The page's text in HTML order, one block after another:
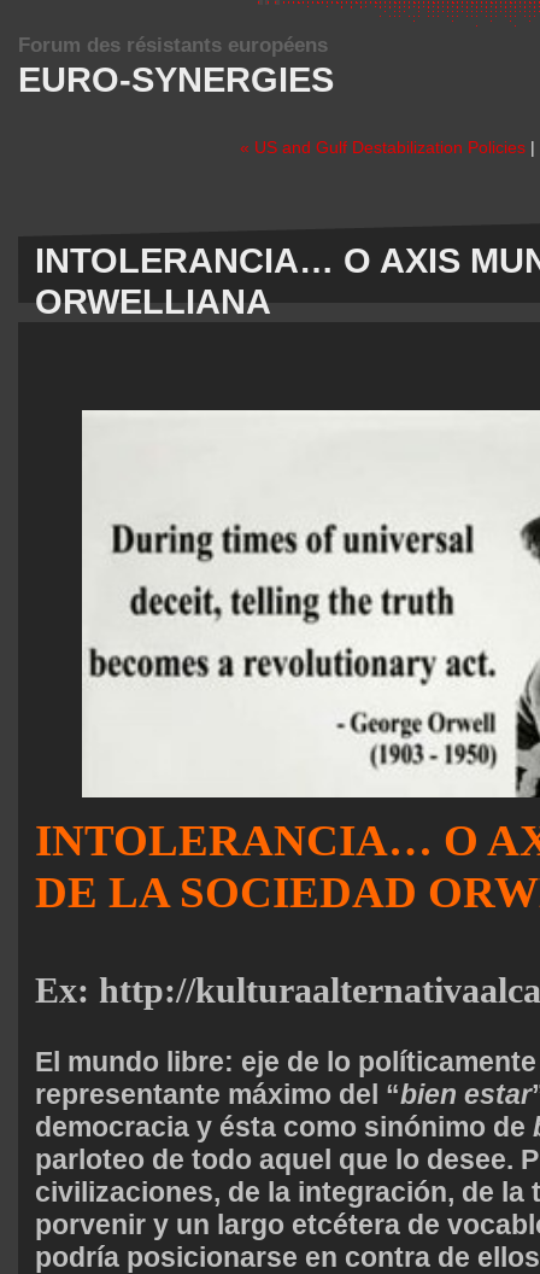
EURO-SYNERGIES
Forum des résistants européens
« US and Gulf Destabilization Policies |
INTOLERANCIA… O AXIS
ORWELLIANA
INTOLERANCIA… O
DE LA SOCIEDAD
Ex: http://
El mundo libre: eje de lo
representante máximo del “bien estar
democracia y ésta como sinónimo de
parloteo de todo aquel que lo desee.
civilizaciones, de la integración, de la
porvenir y un largo etcétera de
podría posicionarse en contra de